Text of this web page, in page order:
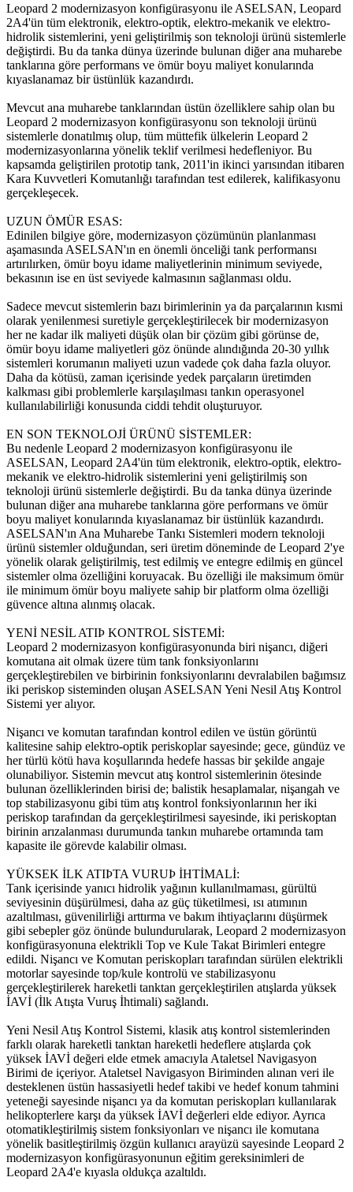
Leopard 2 modernizasyon konfigürasyonu ile ASELSAN, Leopard
2A4'ün tüm elektronik, elektro-optik, elektro-mekanik ve elektro-
hidrolik sistemlerini, yeni geliştirilmiş son teknoloji ürünü sistemlerle
değiştirdi. Bu da tanka dünya üzerinde bulunan diğer ana muharebe
tanklarına göre performans ve ömür boyu maliyet konularında
kıyaslanamaz bir üstünlük kazandırdı.
Mevcut ana muharebe tanklarından üstün özelliklere sahip olan bu
Leopard 2 modernizasyon konfigürasyonu son teknoloji ürünü
sistemlerle donatılmış olup, tüm müttefik ülkelerin Leopard 2
modernizasyonlarına yönelik teklif verilmesi hedefleniyor. Bu
kapsamda geliştirilen prototip tank, 2011'in ikinci yarısından itibaren
Kara Kuvvetleri Komutanlığı tarafından test edilerek, kalifikasyonu
gerçekleşecek.
UZUN ÖMÜR ESAS:
Edinilen bilgiye göre, modernizasyon çözümünün planlanması
aşamasında ASELSAN'ın en önemli önceliği tank performansı
artırılırken, ömür boyu idame maliyetlerinin minimum seviyede,
bekasının ise en üst seviyede kalmasının sağlanması oldu.
Sadece mevcut sistemlerin bazı birimlerinin ya da parçalarının kısmi
olarak yenilenmesi suretiyle gerçekleştirilecek bir modernizasyon
her ne kadar ilk maliyeti düşük olan bir çözüm gibi görünse de,
ömür boyu idame maliyetleri göz önünde alındığında 20-30 yıllık
sistemleri korumanın maliyeti uzun vadede çok daha fazla oluyor.
Daha da kötüsü, zaman içerisinde yedek parçaların üretimden
kalkması gibi problemlerle karşılaşılması tankın operasyonel
kullanılabilirliği konusunda ciddi tehdit oluşturuyor.
EN SON TEKNOLOJİ ÜRÜNÜ SİSTEMLER:
Bu nedenle Leopard 2 modernizasyon konfigürasyonu ile
ASELSAN, Leopard 2A4'ün tüm elektronik, elektro-optik, elektro-
mekanik ve elektro-hidrolik sistemlerini yeni geliştirilmiş son
teknoloji ürünü sistemlerle değiştirdi. Bu da tanka dünya üzerinde
bulunan diğer ana muharebe tanklarına göre performans ve ömür
boyu maliyet konularında kıyaslanamaz bir üstünlük kazandırdı.
ASELSAN'ın Ana Muharebe Tankı Sistemleri modern teknoloji
ürünü sistemler olduğundan, seri üretim döneminde de Leopard 2'ye
yönelik olarak geliştirilmiş, test edilmiş ve entegre edilmiş en güncel
sistemler olma özelliğini koruyacak. Bu özelliği ile maksimum ömür
ile minimum ömür boyu maliyete sahip bir platform olma özelliği
güvence altına alınmış olacak.
YENİ NESİL ATIÞ KONTROL SİSTEMİ:
Leopard 2 modernizasyon konfigürasyonunda biri nişancı, diğeri
komutana ait olmak üzere tüm tank fonksiyonlarını
gerçekleştirebilen ve birbirinin fonksiyonlarını devralabilen bağımsız
iki periskop sisteminden oluşan ASELSAN Yeni Nesil Atış Kontrol
Sistemi yer alıyor.
Nişancı ve komutan tarafından kontrol edilen ve üstün görüntü
kalitesine sahip elektro-optik periskoplar sayesinde; gece, gündüz ve
her türlü kötü hava koşullarında hedefe hassas bir şekilde angaje
olunabiliyor. Sistemin mevcut atış kontrol sistemlerinin ötesinde
bulunan özelliklerinden birisi de; balistik hesaplamalar, nişangah ve
top stabilizasyonu gibi tüm atış kontrol fonksiyonlarının her iki
periskop tarafından da gerçekleştirilmesi sayesinde, iki periskoptan
birinin arızalanması durumunda tankın muharebe ortamında tam
kapasite ile görevde kalabilir olması.
YÜKSEK İLK ATIÞTA VURUÞ İHTİMALİ:
Tank içerisinde yanıcı hidrolik yağının kullanılmaması, gürültü
seviyesinin düşürülmesi, daha az güç tüketilmesi, ısı atımının
azaltılması, güvenilirliği arttırma ve bakım ihtiyaçlarını düşürmek
gibi sebepler göz önünde bulundurularak, Leopard 2 modernizasyon
konfigürasyonuna elektrikli Top ve Kule Takat Birimleri entegre
edildi. Nişancı ve Komutan periskopları tarafından sürülen elektrikli
motorlar sayesinde top/kule kontrolü ve stabilizasyonu
gerçekleştirilerek hareketli tanktan gerçekleştirilen atışlarda yüksek
İAVİ (İlk Atışta Vuruş İhtimali) sağlandı.
Yeni Nesil Atış Kontrol Sistemi, klasik atış kontrol sistemlerinden
farklı olarak hareketli tanktan hareketli hedeflere atışlarda çok
yüksek İAVİ değeri elde etmek amacıyla Ataletsel Navigasyon
Birimi de içeriyor. Ataletsel Navigasyon Biriminden alınan veri ile
desteklenen üstün hassasiyetli hedef takibi ve hedef konum tahmini
yeteneği sayesinde nişancı ya da komutan periskopları kullanılarak
helikopterlere karşı da yüksek İAVİ değerleri elde ediyor. Ayrıca
otomatikleştirilmiş sistem fonksiyonları ve nişancı ile komutana
yönelik basitleştirilmiş özgün kullanıcı arayüzü sayesinde Leopard 2
modernizasyon konfigürasyonunun eğitim gereksinimleri de
Leopard 2A4'e kıyasla oldukça azaltıldı.